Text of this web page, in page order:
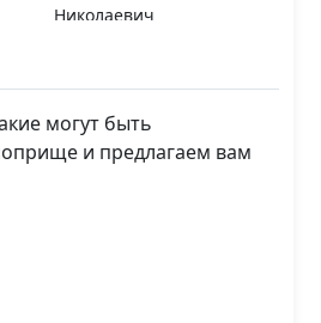
Николаевич
Андрей Юнак, Сергей
могут быть
и предлагаем вам